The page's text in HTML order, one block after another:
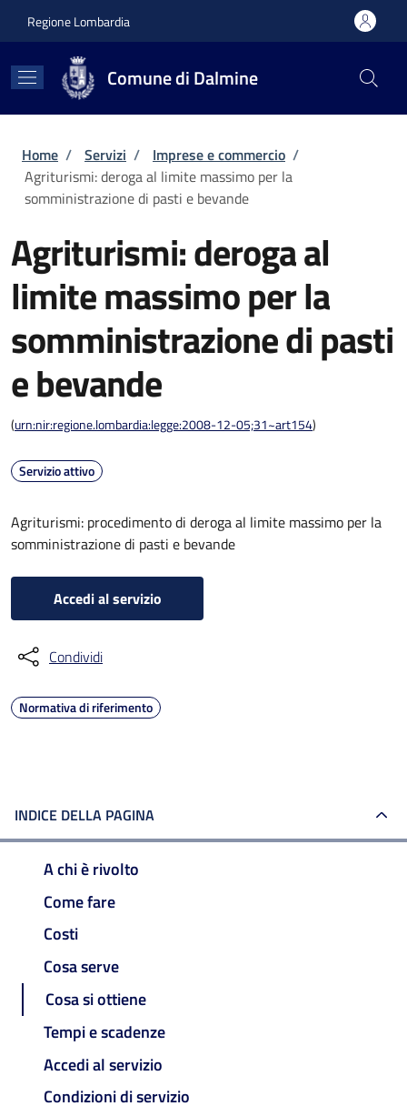
Regione Lombardia
Comune di Dalmine
Briciole di pane
Home / Servizi / Imprese e commercio /
Agriturismi: deroga al limite massimo per la
somministrazione di pasti e bevande
Agriturismi: deroga al
limite massimo per la
somministrazione di pasti
e bevande
(urn:nir:regione.lombardia:legge:2008-12-05;31~art154)
Servizio attivo
Agriturismi: procedimento di deroga al limite massimo per la
somministrazione di pasti e bevande
Accedi al servizio
Condividi
Normativa di riferimento
INDICE DELLA PAGINA
A chi è rivolto
Come fare
Costi
Cosa serve
Cosa si ottiene
Tempi e scadenze
Accedi al servizio
Condizioni di servizio